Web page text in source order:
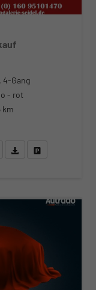
4-Gang
- rot
km
anfragen
Wir rufen Sie anFahrzeugexposé (PDF)